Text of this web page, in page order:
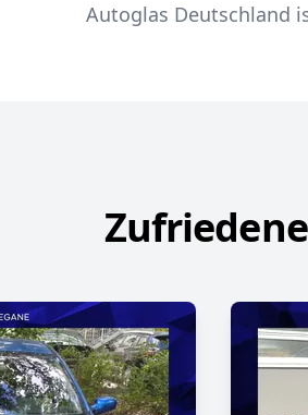
Autoglas Deutschland